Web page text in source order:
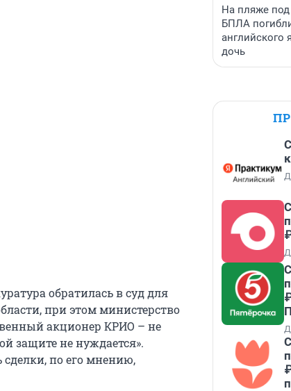
обратилась в суд для
при этом министерство
акционер КРИО – не
защите не нуждается».
сделки, по его мнению,
На пляже
БПЛА
английского
дочь